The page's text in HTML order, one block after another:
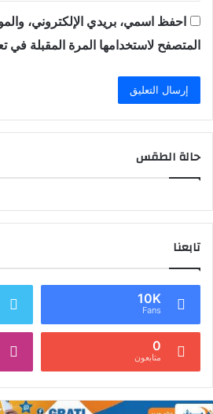
احفظ اسمي، بريدي الإلكتروني،
المتصفح لاستخدامها المرة المقبلة في
حالة الطقس
تابعنا
10K
Fans
0
متابعون